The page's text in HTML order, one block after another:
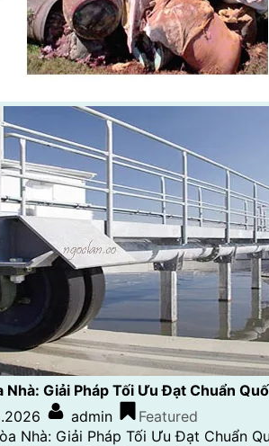
Nhà: Giải Pháp Tối Ưu Đạt Chuẩn
By
admin Featured